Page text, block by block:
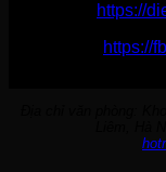
https://
https://